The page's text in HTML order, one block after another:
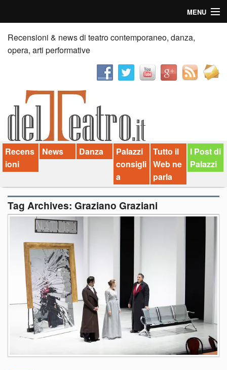
MENU
Home
Recensioni
News
Palazzi consiglia
Video
Chi siamo
Contatti
dT in English
Recensioni & news di teatro contemporaneo, danza,
opera, arti performative
Recens
ioni
News Danza
Palazzi
consigli
a
Tutto il
Web ne
parla
I Post di
Palazzi
Tag Archives: Graziano Graziani